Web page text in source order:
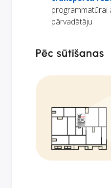
programmatūrai
pārvadātāju
Pēc sūtīšanas